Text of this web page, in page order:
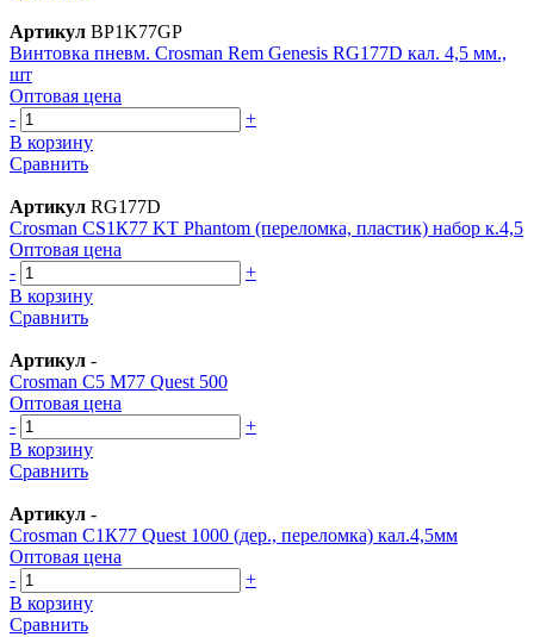
Артикул BP1K77GP
Винтовка пневм. Crosman Rem Genesis RG177D кал. 4,5 мм.,
шт
Оптовая цена
-
+
В корзину
Сравнить
Артикул RG177D
Crosman СS1К77 KT Phantom (переломка, пластик) набор к.4,5
Оптовая цена
-
+
В корзину
Сравнить
Артикул -
Crosman С5 M77 Quest 500
Оптовая цена
-
+
В корзину
Сравнить
Артикул -
Crosman С1К77 Quest 1000 (дер., переломка) кал.4,5мм
Оптовая цена
-
+
В корзину
Сравнить